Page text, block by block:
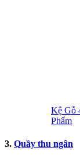
Kệ Gỗ
Phẩm
3. Quầy thu ngân